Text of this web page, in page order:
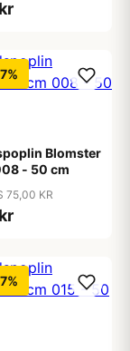
Blomster
- 50 cm
75,00 KR